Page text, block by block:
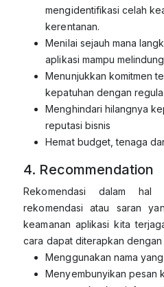
mengidentifikasi celah
kerentanan.
Menilai sejauh mana
aplikasi mampu
Menunjukkan komitmen
kepatuhan dengan
Menghindari hilangnya
reputasi bisnis
Hemat budget, tenaga
4. Recommendation
Rekomendasi dalam hal
rekomendasi atau saran
keamanan aplikasi kita
cara dapat diterapkan
Menggunakan nama
Menyembunyikan pesan